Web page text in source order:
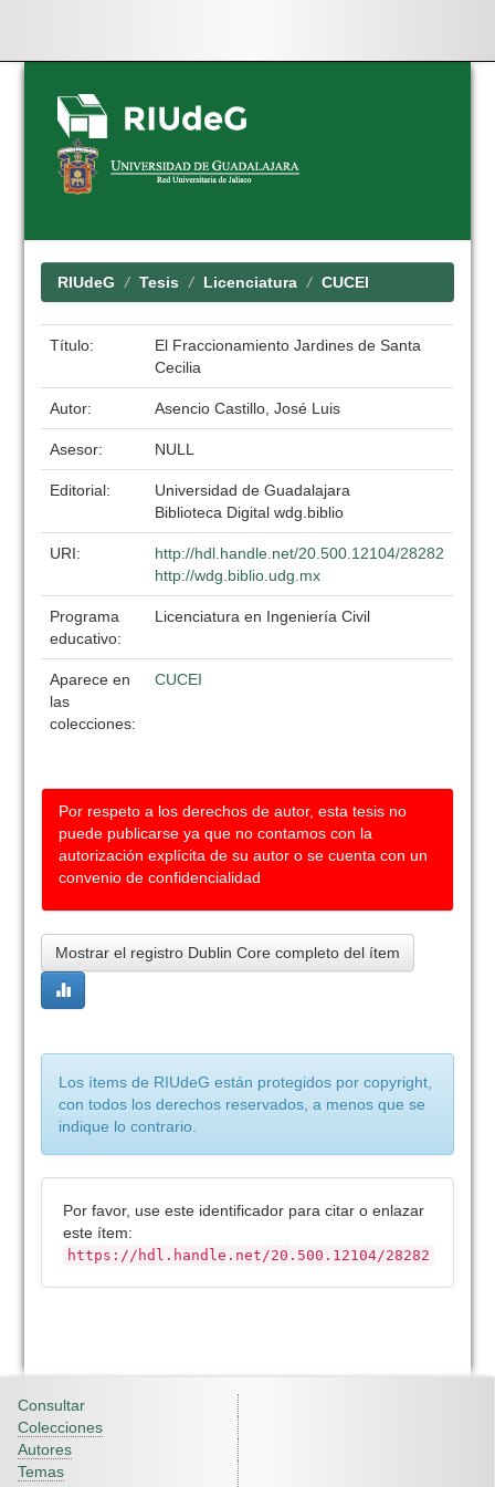
Skip
navigation
RIUdeG Tesis Licenciatura CUCEI
Título:
El Fraccionamiento Jardines de Santa
Cecilia
Autor: Asencio Castillo, José Luis
Asesor: NULL
Editorial:
Universidad de Guadalajara
Biblioteca Digital wdg.biblio
URI:
http://hdl.handle.net/20.500.12104/28282
http://wdg.biblio.udg.mx
Programa
educativo:
Licenciatura en Ingeniería Civil
Aparece en
las
colecciones:
CUCEI
Por respeto a los derechos de autor, esta tesis no
puede publicarse ya que no contamos con la
autorización explícita de su autor o se cuenta con un
convenio de confidencialidad
Mostrar el registro Dublin Core completo del ítem
Los ítems de RIUdeG están protegidos por copyright,
con todos los derechos reservados, a menos que se
indique lo contrario.
Por favor, use este identificador para citar o enlazar
este ítem:
https://hdl.handle.net/20.500.12104/28282
Consultar
Colecciones
Autores
Temas